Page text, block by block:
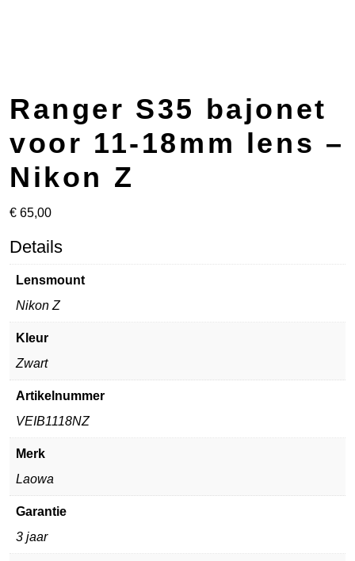
Ranger S35 bajonet
voor 11-18mm lens –
Nikon Z
€ 65,00
Details
Lensmount
Nikon Z
Kleur
Zwart
Artikelnummer
VEIB1118NZ
Merk
Laowa
Garantie
3 jaar